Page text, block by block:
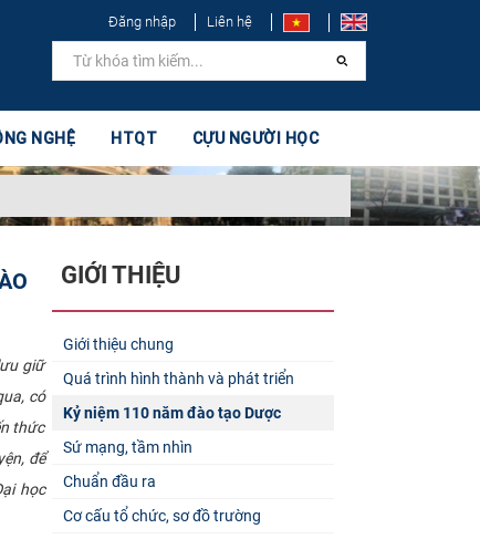
Đăng nhập Liên hệ
NGHỆ HTQT CỰU NGƯỜI HỌC
giữ
có
thức
để
học
GIỚI THIỆU
Giới thiệu chung
Quá trình hình thành và phát triển
Kỷ niệm 110 năm đào tạo Dược
Sứ mạng, tầm nhìn
Chuẩn đầu ra
Cơ cấu tổ chức, sơ đồ trường